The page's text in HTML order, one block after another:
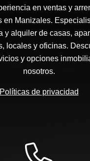
en ventas y
en Manizales.
y alquiler de casas,
locales y oficinas.
y opciones
nosotros.
Políticas de privacidad